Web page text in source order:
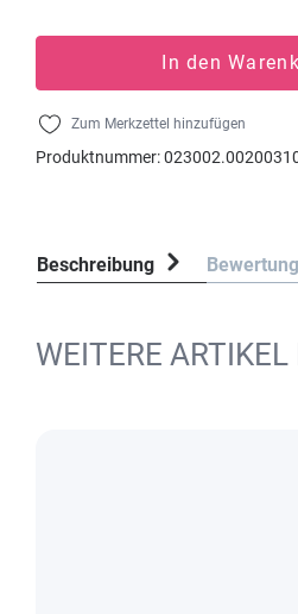
In den
Zum Merkzettel hinzufügen
Produktnummer:
Beschreibung
WEITERE ARTIKEL